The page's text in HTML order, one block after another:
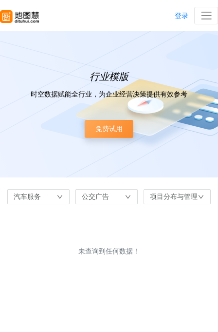
登录
行业模版
时空数据赋能全行业，为企业经营决策提供有效参考
免费试用
汽车服务 公交广告 项目分布与管理
未查询到任何数据！